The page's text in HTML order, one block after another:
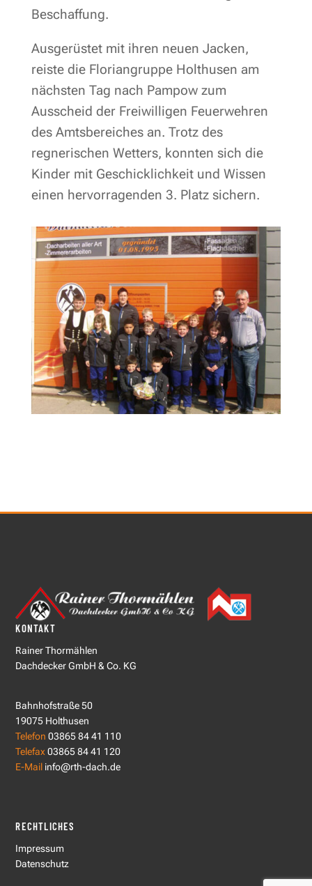
Beschaffung.
Ausgerüstet mit ihren neuen Jacken,
reiste die Floriangruppe Holthusen am
nächsten Tag nach Pampow zum
Ausscheid der Freiwilligen Feuerwehren
des Amtsbereiches an. Trotz des
regnerischen Wetters, konnten sich die
Kinder mit Geschicklichkeit und Wissen
einen hervorragenden 3. Platz sichern.
KONTAKT
Rainer Thormählen
Dachdecker GmbH & Co. KG
Bahnhofstraße 50
19075 Holthusen
Telefon 03865 84 41 110
Telefax 03865 84 41 120
E-Mail info@rth-dach.de
RECHTLICHES
Impressum
Datenschutz